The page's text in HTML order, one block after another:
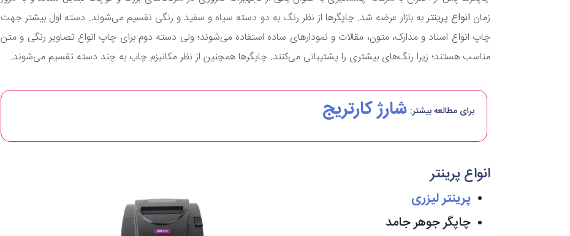
زمان انواع پرینتربه بازار عرضه شد. چاپگرها از نظر رنگ به دو دسته سیاه و سفید و رنگی تقسیم می‌شوند. دسته اول بیشتر جهت
چاپ انواع اسناد و مدارک، متون، مقالات و نمودارهای ساده استفاده می‌شوند؛ ولی دسته دوم برای چاپ انواع تصاویر رنگی و متن
مناسب هستند؛ زیرا رنگ‌های بیشتری را پشتیبانی می‌کنند. چاپگرها همچنین از نظر مکانیزم چاپ به چند دسته تقسیم می‌شوند.
برای مطالعه بیشتر: شارژ کارتریج
انواع پرینتر
پرینتر لیزری
چاپگر جوهر جامد